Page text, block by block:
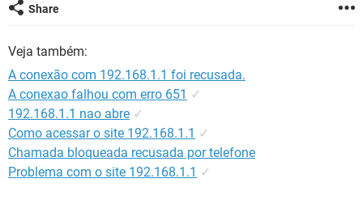
OUTLOOK
GUIA DE COMPRAS
Share
Veja também:
A conexão com 192.168.1.1 foi recusada.
A conexao falhou com erro 651 ✓
192.168.1.1 nao abre ✓
Como acessar o site 192.168.1.1 ✓
Chamada bloqueada recusada por telefone
Problema com o site 192.168.1.1 ✓